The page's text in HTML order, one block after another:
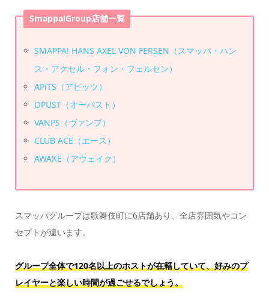
Smappa!Group店舗一覧
SMAPPA! HANS AXEL VON FERSEN（スマッパ・ハン
ス・アクセル・フォン・フェルセン）
APiTS（アピッツ）
OPUST（オーパスト）
VANPS（ヴァンプ）
CLUB ACE（エース）
AWAKE（アウェイク）
スマッパグループは歌舞伎町に6店舗あり、全店雰囲気やコン
セプトが違います。
グループ全体で120名以上のホストが在籍していて、好みのプ
レイヤーと楽しい時間が過ごせるでしょう。